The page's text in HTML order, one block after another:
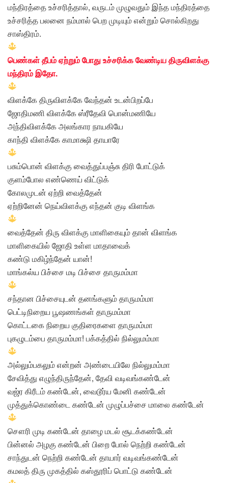
மந்திரத்தை உச்சரித்தால், வருடம் முழுவதும் இந்த மந்திரத்தை
உச்சரித்த பலனை நம்மால் பெற முடியும் என்றும் சொல்கிறது
சாஸ்திரம்.
பெண்கள் தீபம் ஏற்றும் போது உச்சரிக்க வேண்டிய திருவிளக்கு
மந்திரம் இதோ.
விளக்கே திருவிளக்கே வேந்தன் உடன்பிறப்பே
ஜோதிமணி விளக்கே ஸ்ரீதேவி பொன்மணியே
அந்திவிளக்கே அலங்கார நாயகியே
காந்தி விளக்கே காமாக்ஷி தாயாரே
பசும்பொன் விளக்கு வைத்துப்பஞ்சு திரி போட்டுக்
குளம்போல எண்ணெய் விட்டுக்
கோலமுடன் ஏற்றி வைத்தேன்
ஏற்றினேன் நெய்விளக்கு எந்தன் குடி விளங்க
வைத்தேன் திரு விளக்கு மாளிகையும் தான் விளங்க
மாளிகையில் ஜோதி உள்ள மாதாவைக்
கண்டு மகிழ்ந்தேன் யான்!
மாங்கல்ய பிச்சை மடி பிச்சை தாருமம்மா
சந்தான பிச்சையுடன் தனங்களும் தாருமம்மா
பெட்டிநிறைய பூஷணங்கள் தாருமம்மா
கொட்டகை நிறைய குதிரைகளை தாருமம்மா
புகழுடம்பை தாருமம்மா! பக்கத்தில் நில்லுமம்மா
அல்லும்பகலும் என்றன் அண்டையிலே நில்லுமம்மா
சேவித்து எழுந்திருந்தேன், தேவி வடிவங்கண்டேன்
வஜ்ர கிரீடம் கண்டேன், வைடூர்ய மேனி கண்டேன்
முத்துக்கொண்டை கண்டேன் முழுப்பச்சை மாலை கண்டேன்
சௌரி முடி கண்டேன் தாழை மடல் சூடக்கண்டேன்
பின்னல் அழகு கண்டேன் பிறை போல் நெற்றி கண்டேன்
சாந்துடன் நெற்றி கண்டேன் தாயார் வடிவங்கண்டேன்
கமலத் திரு முகத்தில் கஸ்தூரிப் பொட்டு கண்டேன்